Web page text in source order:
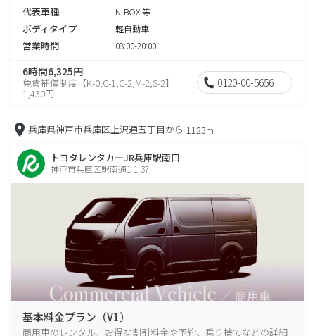
代表車種 N-BOX 等
ボディタイプ 軽自動車
営業時間 08:00-20:00
6時間6,325円
免責補償制度【K-0,C-1,C-2,M-2,S-2】
1,430円
0120-00-5656
兵庫県神戸市兵庫区上沢通五丁目から 1123m
トヨタレンタカーJR兵庫駅南口
神戸市兵庫区駅南通1-1-37
基本料金プラン（V1）
商用車のレンタル、お得な割引料金や予約、乗り捨てなどの詳細